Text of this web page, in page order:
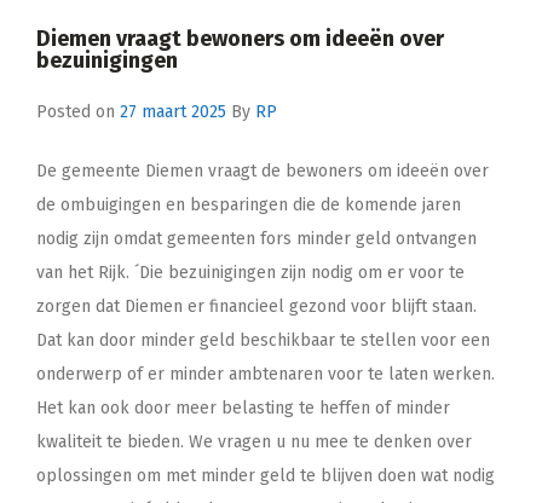
Diemen vraagt bewoners om ideeën over
bezuinigingen
Posted on 27 maart 2025 By RP
De gemeente Diemen vraagt de bewoners om ideeën over
de ombuigingen en besparingen die de komende jaren
nodig zijn omdat gemeenten fors minder geld ontvangen
van het Rijk. ´Die bezuinigingen zijn nodig om er voor te
zorgen dat Diemen er financieel gezond voor blijft staan.
Dat kan door minder geld beschikbaar te stellen voor een
onderwerp of er minder ambtenaren voor te laten werken.
Het kan ook door meer belasting te heffen of minder
kwaliteit te bieden. We vragen u nu mee te denken over
oplossingen om met minder geld te blijven doen wat nodig